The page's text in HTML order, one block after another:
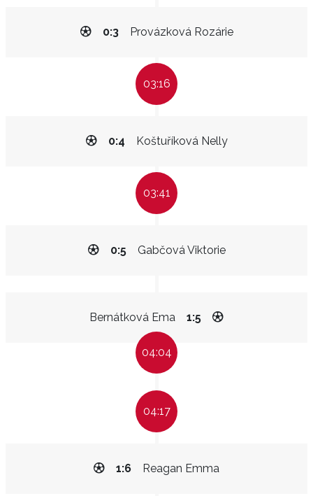
Provázková Rozárie
0:3
03:16
Koštuříková Nelly
0:4
03:41
Gabčová Viktorie
0:5
Bernátková Ema 1:5
04:04
04:17
Reagan Emma
1:6